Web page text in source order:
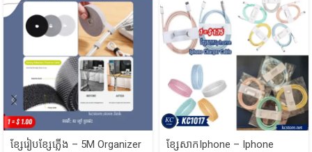
ខ្សែរៀបខ្សែភ្លើង – 5M Organizer
ខ្សែសាកIphone – Iphone